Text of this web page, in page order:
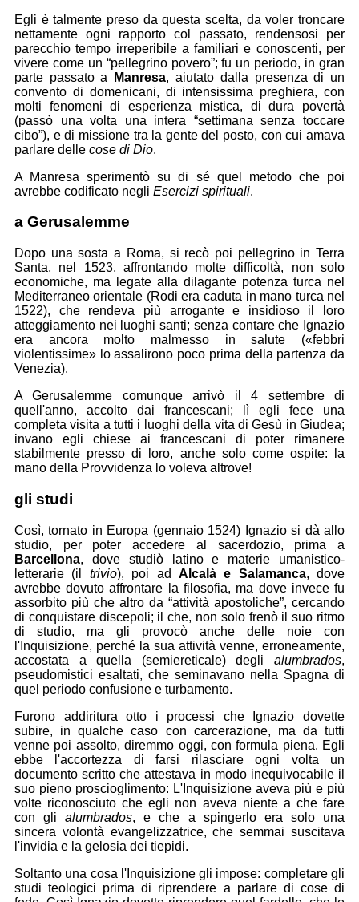
Egli è talmente preso da questa scelta, da voler troncare
nettamente ogni rapporto col passato, rendensosi per
parecchio tempo irreperibile a familiari e conoscenti, per
vivere come un “pellegrino povero”; fu un periodo, in gran
parte passato a
Manresa, aiutato dalla presenza di un
convento di domenicani, di intensissima preghiera, con
molti fenomeni di esperienza mistica, di dura povertà
(passò una volta una intera “settimana senza toccare
cibo”), e di missione tra la gente del posto, con cui amava
parlare delle cose di Dio.
A Manresa sperimentò su di sé quel metodo che poi
avrebbe codificato negli Esercizi spirituali.
a Gerusalemme
Dopo una sosta a Roma, si recò poi pellegrino in Terra
Santa, nel 1523, affrontando molte difficoltà, non solo
economiche, ma legate alla dilagante potenza turca nel
Mediterraneo orientale (Rodi era caduta in mano turca nel
1522), che rendeva più arrogante e insidioso il loro
atteggiamento nei luoghi santi; senza contare che Ignazio
era ancora molto malmesso in salute («febbri
violentissime» lo assalirono poco prima della partenza da
Venezia).
A Gerusalemme comunque arrivò il 4 settembre di
quell'anno, accolto dai francescani; lì egli fece una
completa visita a tutti i luoghi della vita di Gesù in Giudea;
invano egli chiese ai francescani di poter rimanere
stabilmente presso di loro, anche solo come ospite: la
mano della Provvidenza lo voleva altrove!
gli studi
Così, tornato in Europa (gennaio 1524) Ignazio si dà allo
studio, per poter accedere al sacerdozio, prima a
Barcellona, dove studiò latino e materie umanistico-
letterarie (il trivio), poi ad Alcalà e Salamanca, dove
avrebbe dovuto affrontare la filosofia, ma dove invece fu
assorbito più che altro da “attività apostoliche”, cercando
di conquistare discepoli; il che, non solo frenò il suo ritmo
di studio, ma gli provocò anche delle noie con
l'Inquisizione, perché la sua attività venne, erroneamente,
accostata a quella (semiereticale) deglialumbrados,
pseudomistici esaltati, che seminavano nella Spagna di
quel periodo confusione e turbamento.
Furono addiritura otto i processi che Ignazio dovette
subire, in qualche caso con carcerazione, ma da tutti
venne poi assolto, diremmo oggi, con formula piena. Egli
ebbe l'accortezza di farsi rilasciare ogni volta un
documento scritto che attestava in modo inequivocabile il
suo pieno proscioglimento: L'Inquisizione aveva più e più
volte riconosciuto che egli non aveva niente a che fare
con glialumbrados, e che a spingerlo era solo una
sincera volontà evangelizzatrice, che semmai suscitava
l'invidia e la gelosia dei tiepidi.
Soltanto una cosa l'Inquisizione gli impose: completare gli
studi teologici prima di riprendere a parlare di cose di